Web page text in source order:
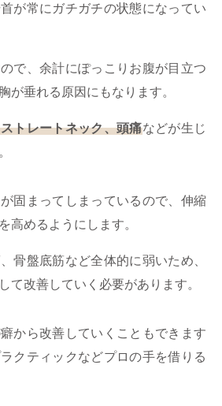
が常にガチガチの状態になってい
で、余計にぽっこりお腹が目立つ
が垂れる原因にもなります。
トレートネック、頭痛などが生じ
固まってしまっているので、伸縮
高めるようにします。
骨盤底筋など全体的に弱いため、
て改善していく必要があります。
から改善していくこともできます
クティックなどプロの手を借りる